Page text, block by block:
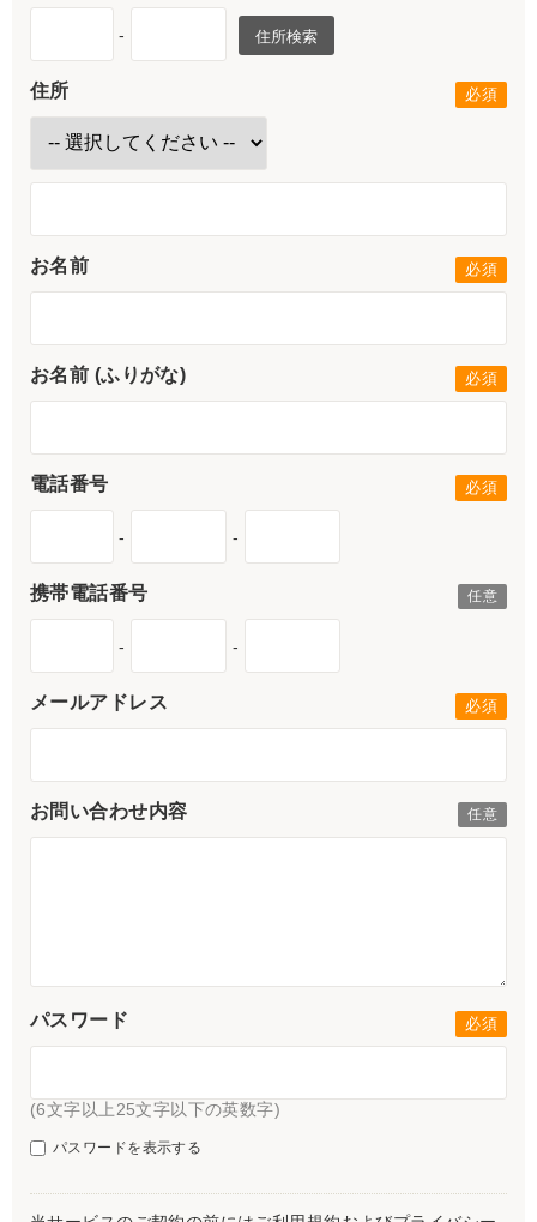
- 住所検索
住所
お名前
お名前 (ふりがな)
電話番号
- -
携帯電話番号
- -
メールアドレス
お問い合わせ内容
パスワード
(6文字以上25文字以下の英数字)
パスワードを表示する